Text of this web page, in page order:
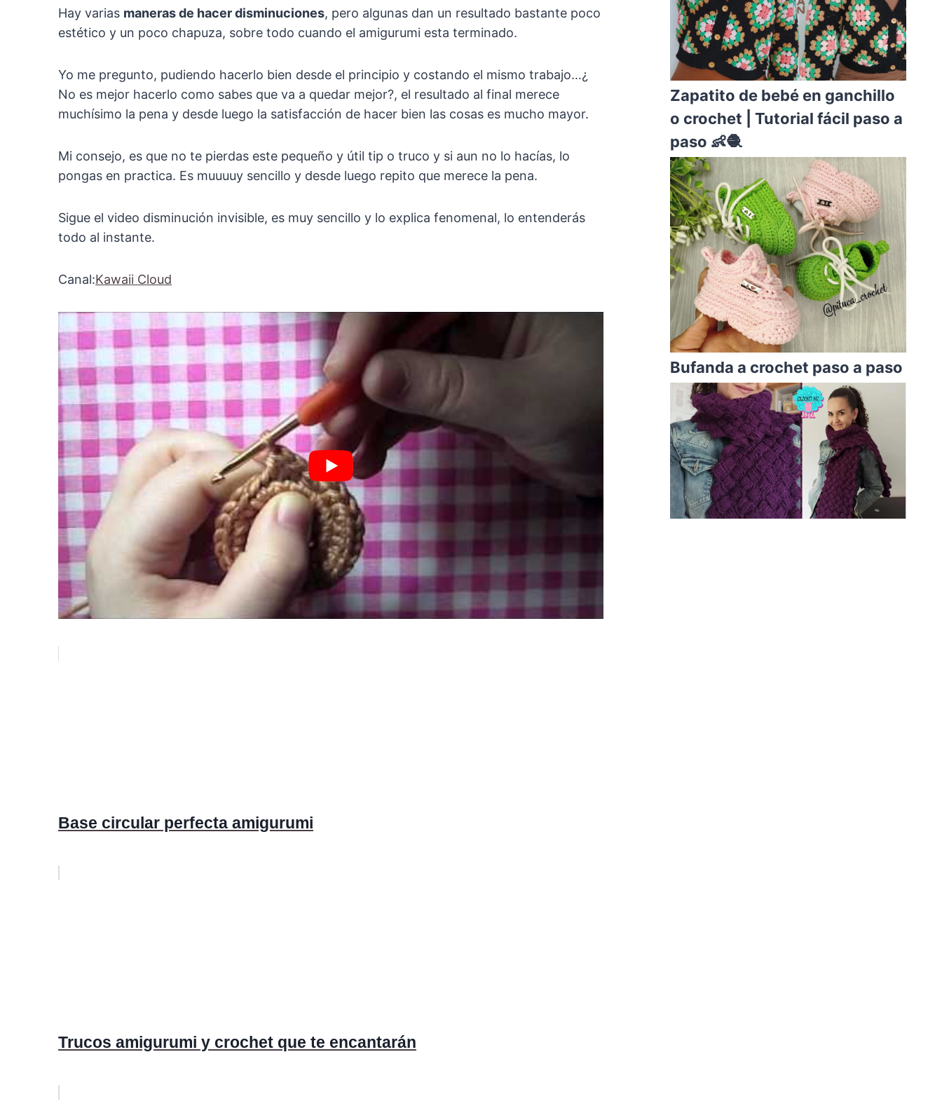
Hay varias maneras de hacer disminuciones, pero algunas dan un resultado bastante poco
estético y un poco chapuza, sobre todo cuando el amigurumi esta terminado.
Yo me pregunto, pudiendo hacerlo bien desde el principio y costando el mismo trabajo…¿
No es mejor hacerlo como sabes que va a quedar mejor?, el resultado al final merece
muchísimo la pena y desde luego la satisfacción de hacer bien las cosas es mucho mayor.
Mi consejo, es que no te pierdas este pequeño y útil tip o truco y si aun no lo hacías, lo
pongas en practica. Es muuuuy sencillo y desde luego repito que merece la pena.
Sigue el video disminución invisible, es muy sencillo y lo explica fenomenal, lo entenderás
todo al instante.
Canal:Kawaii Cloud
Base circular perfecta amigurumi
Trucos amigurumi y crochet que te encantarán
Zapatito de bebé en ganchillo
o crochet | Tutorial fácil paso a
paso 👶🧶
Bufanda a crochet paso a paso